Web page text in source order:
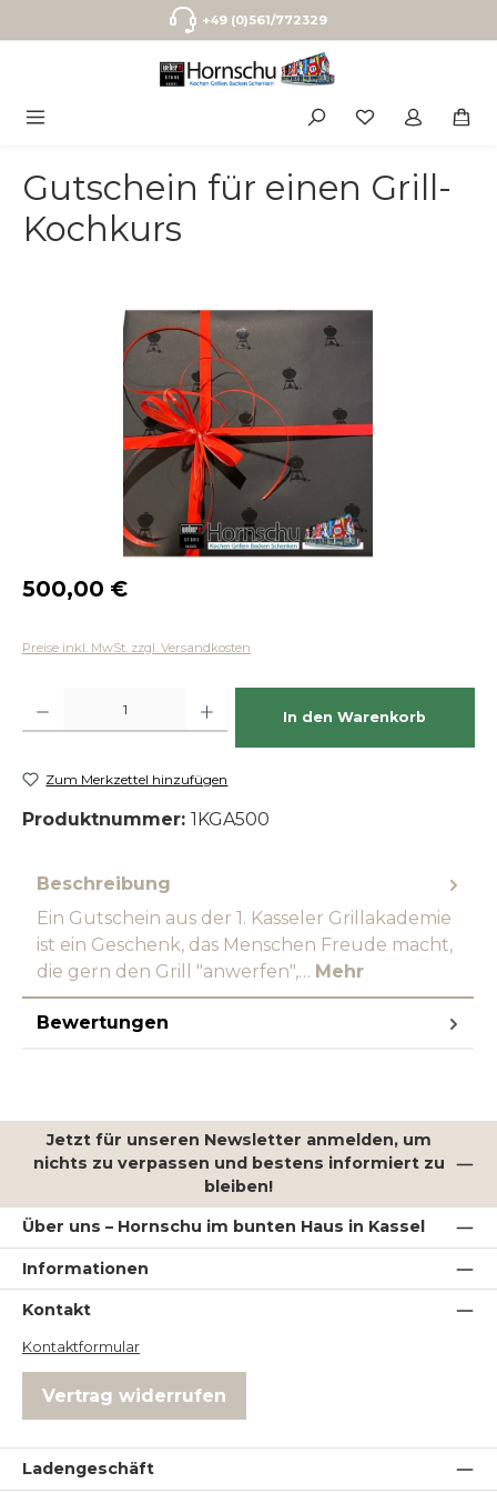
Zum Hauptinhalt springen+49 (0)561/772329
Gutschein für einen Grill-
Kochkurs
Bildergalerie überspringen
Regulärer Preis:
500,00 €
Preise inkl. MwSt. zzgl. Versandkosten
In den Warenkorb
Zum Merkzettel hinzufügen
Produktnummer: 1KGA500
Beschreibung
Ein Gutschein aus der 1. Kasseler Grillakademie
ist ein Geschenk, das Menschen Freude macht,
die gern den Grill "anwerfen",… Mehr
Bewertungen
Jetzt für unseren Newsletter anmelden, um
nichts zu verpassen und bestens informiert zu
bleiben!
Über uns – Hornschu im bunten Haus in Kassel
Informationen
Kontakt
Kontaktformular
Vertrag widerrufen
Ladengeschäft